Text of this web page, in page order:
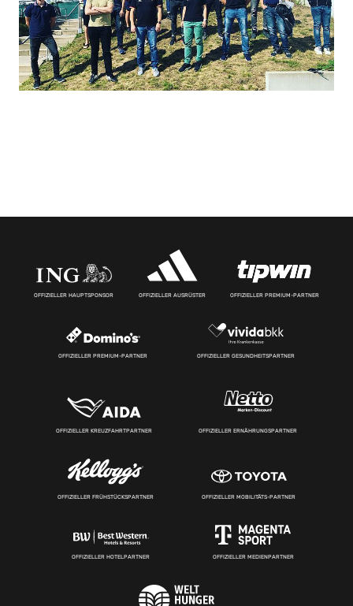
OFFIZIELLER HAUPTSPONSOR OFFIZIELLER AUSRÜSTER OFFIZIELLER PREMIUM-PARTNER
OFFIZIELLER PREMIUM-PARTNER OFFIZIELLER GESUNDHEITSPARTNER
OFFIZIELLER KREUZFAHRTPARTNER OFFIZIELLER ERNÄHRUNGSPARTNER
OFFIZIELLER FRÜHSTÜCKSPARTNER OFFIZIELLER MOBILITÄTS-PARTNER
OFFIZIELLER HOTELPARTNER OFFIZIELLER MEDIENPARTNER